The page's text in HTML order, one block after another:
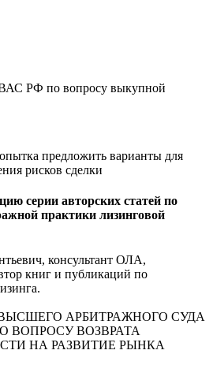
РФ по вопросу выкупной
предложить варианты для
рисков сделки
серии авторских статей по
практики лизинговой
консультант ОЛА,
книг и публикаций по
АРБИТРАЖНОГО СУДА
ВОПРОСУ ВОЗВРАТА
НА РАЗВИТИЕ РЫНКА